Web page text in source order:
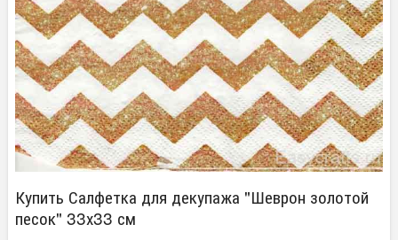
Купить Салфетка для декупажа "Шеврон золотой
песок" 33х33 см